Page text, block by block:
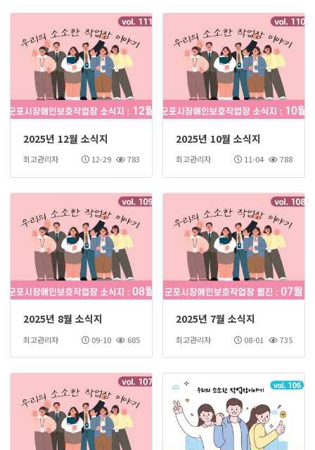
2025년 12월 소식지
최고관리자 12-29 783
2025년 10월 소식지
최고관리자 11-04 788
2025년 8월 소식지
최고관리자 09-10 685
2025년 7월 소식지
최고관리자 08-01 735